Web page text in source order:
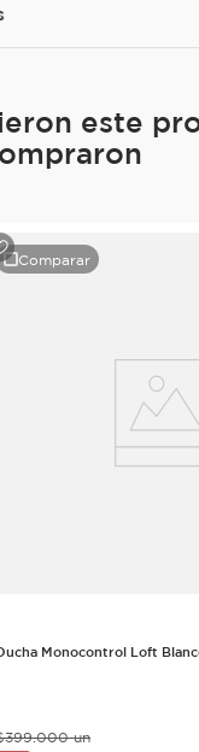
este
Comparar
Monocontrol Loft
399.000 un